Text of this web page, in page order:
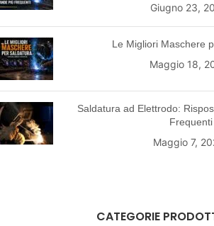
Giugno 23,
Le Migliori Maschere
Maggio 18,
Saldatura ad Elettrodo:
Frequenti
Maggio 7,
CATEGORIE